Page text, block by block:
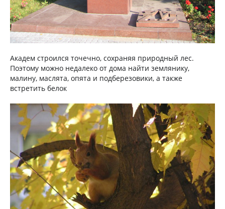
Академ строился точечно, сохраняя природный лес.
Поэтому можно недалеко от дома найти землянику,
малину, маслята, опята и подберезовики, а также
встретить белок